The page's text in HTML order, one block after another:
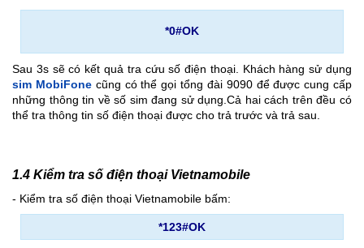
*0#OK
Sau 3s sẽ có kết quả tra cứu số điện thoại. Khách hàng sử dụng
sim MobiFonecũng có thể gọi tổng đài 9090 để được cung cấp
những thông tin về số sim đang sử dụng.Cả hai cách trên đều có
thể tra thông tin số điện thoại được cho trả trước và trả sau.
1.4 Kiểm tra số điện thoại Vietnamobile
- Kiểm tra số điện thoại Vietnamobile bấm:
*123#OK